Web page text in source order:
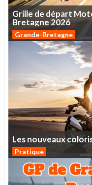
Grille de départ
Bretagne 2026
Grande-Bretagne
Lesnouveaux
Pratique